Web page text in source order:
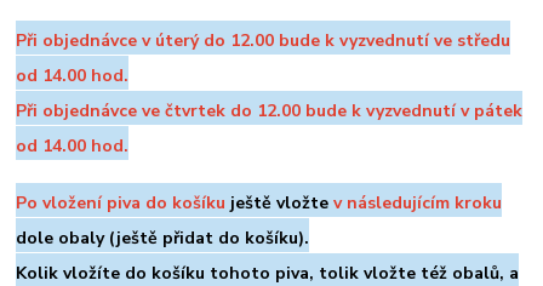
Při objednávce v úterý do 12.00 bude k vyzvednutí ve středu
od 14.00 hod.
Při objednávce ve čtvrtek do 12.00 bude k vyzvednutí v pátek
od 14.00 hod.
Po vložení piva do košíku ještě vložtev následujícím kroku
dole obaly (ještě přidat do košíku).
Kolik vložíte do košíku tohoto piva, tolik vložte též obalů, a